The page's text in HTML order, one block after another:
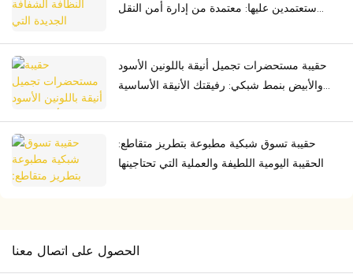
ستعتمدين عليها: معتمدة من إدارة أمن النقل
حقيبة مستحضرات تجميل أنيقة باللونين الأسود
والأبيض بنمط شبكي: رفيقتك الأنيقة الأساسية
حقيبة تسوق شبكية مطبوعة بتطريز متقاطع:
الحقيبة اليومية اللطيفة والعملية التي تحتاجينها
الحصول على اتصال معنا